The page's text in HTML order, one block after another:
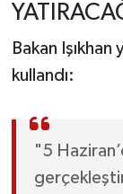
Bakan
kullandı:
"5